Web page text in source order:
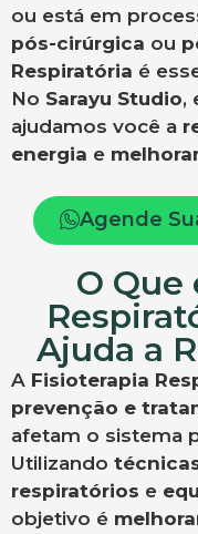
ou está em
pós-cirúrgica ou
Respiratória é
No Sarayu Studio,
ajudamos você a
energia e
Agende
O Que
Ajuda a
A Fisioterapia
prevenção e
afetam o sistema
Utilizando
respiratórios e
objetivo é